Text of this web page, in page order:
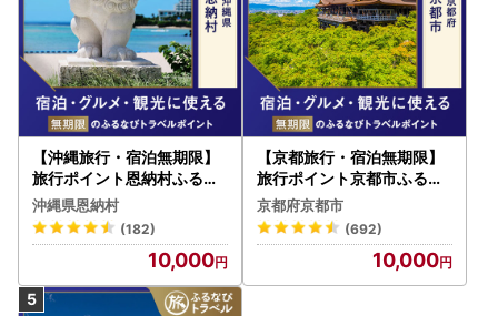
【沖縄旅行・宿泊無期限】
旅行ポイント恩納村ふるな
びトラベルポイント
沖縄県恩納村
(182)
10,000
【京都旅行・宿泊無期限】
旅行ポイント京都市ふるな
びトラベルポイント
京都府京都市
(692)
10,000